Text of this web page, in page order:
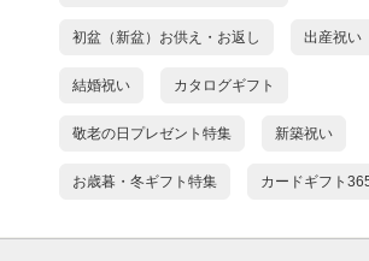
初盆（新盆）お供え・お返し 出産祝い
結婚祝い カタログギフト
敬老の日プレゼント特集 新築祝い
お歳暮・冬ギフト特集 カードギフト